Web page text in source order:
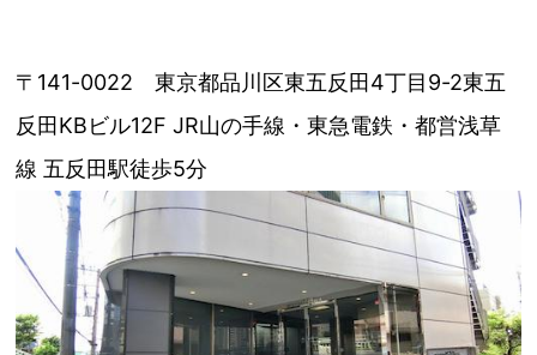
〒141-0022 東京都品川区東五反田4丁目9-2東五
反田KBビル12F JR山の手線・東急電鉄・都営浅草
線 五反田駅徒歩5分